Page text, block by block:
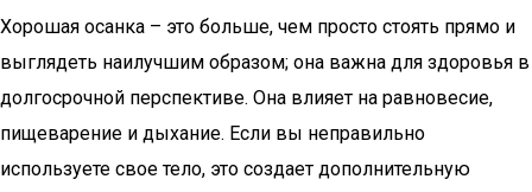
Хорошая осанка – это больше, чем просто стоять прямо и
выглядеть наилучшим образом; она важна для здоровья в
долгосрочной перспективе. Она влияет на равновесие,
пищеварение и дыхание. Если вы неправильно
используете свое тело, это создает дополнительную